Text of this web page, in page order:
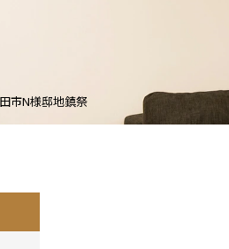
市N様邸地鎮祭